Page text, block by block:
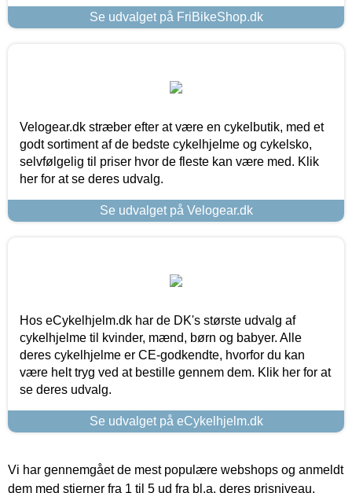
Se udvalget på FriBikeShop.dk
Velogear.dk stræber efter at være en cykelbutik, med et
godt sortiment af de bedste cykelhjelme og cykelsko,
selvfølgelig til priser hvor de fleste kan være med. Klik
her for at se deres udvalg.
Se udvalget på Velogear.dk
Hos eCykelhjelm.dk har de DK's største udvalg af
cykelhjelme til kvinder, mænd, børn og babyer. Alle
deres cykelhjelme er CE-godkendte, hvorfor du kan
være helt tryg ved at bestille gennem dem. Klik her for at
se deres udvalg.
Se udvalget på eCykelhjelm.dk
Vi har gennemgået de mest populære webshops og anmeldt
dem med stjerner fra 1 til 5 ud fra bl.a. deres prisniveau,